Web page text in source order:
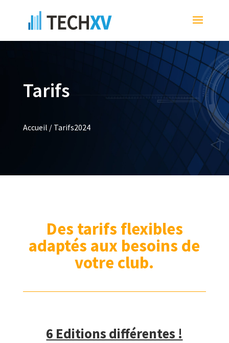
Tarifs
Accueil / Tarifs2024
Des tarifs flexibles
adaptés aux besoins de
votre club.
6 Editions différentes !